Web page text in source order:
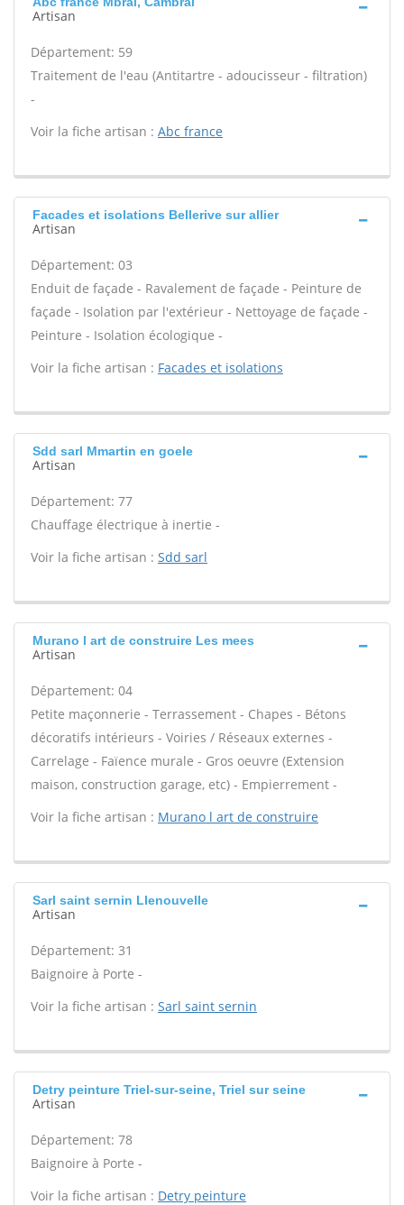
Artisan
Département: 59
Traitement de l'eau (Antitartre - adoucisseur - filtration)
-
Voir la fiche artisan : Abc france
Facades et isolations Bellerive sur allier
Artisan
Département: 03
Enduit de façade - Ravalement de façade - Peinture de
façade - Isolation par l'extérieur - Nettoyage de façade -
Peinture - Isolation écologique -
Voir la fiche artisan : Facades et isolations
Sdd sarl Mmartin en goele
Artisan
Département: 77
Chauffage électrique à inertie -
Voir la fiche artisan : Sdd sarl
Murano l art de construire Les mees
Artisan
Département: 04
Petite maçonnerie - Terrassement - Chapes - Bétons
décoratifs intérieurs - Voiries / Réseaux externes -
Carrelage - Faïence murale - Gros oeuvre (Extension
maison, construction garage, etc) - Empierrement -
Voir la fiche artisan : Murano l art de construire
Sarl saint sernin Llenouvelle
Artisan
Département: 31
Baignoire à Porte -
Voir la fiche artisan : Sarl saint sernin
Detry peinture Triel-sur-seine, Triel sur seine
Artisan
Département: 78
Baignoire à Porte -
Voir la fiche artisan : Detry peinture